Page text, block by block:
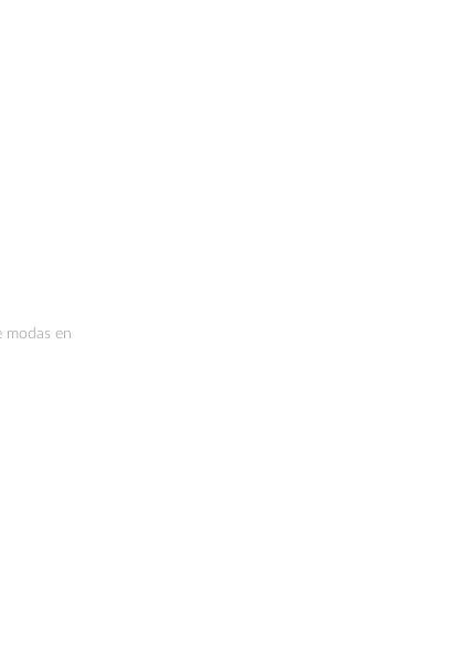
modas en